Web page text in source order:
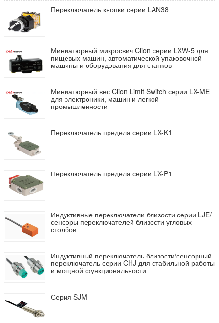
Переключатель кнопки серии LAN38
Миниатюрный микросвич Clion серии LXW-5 для
пищевых машин, автоматической упаковочной
машины и оборудования для станков
Миниатюрный вес Clion Limit Switch серии LX-ME
для электроники, машин и легкой
промышленности
Переключатель предела серии LX-K1
Переключатель предела серии LX-P1
Индуктивные переключатели близости серии LJE/
сенсоры переключателей близости угловых
столбов
Индуктивный переключатель близости/сенсорный
переключатель серии CHJ для стабильной работы
и мощной функциональности
Серия SJM